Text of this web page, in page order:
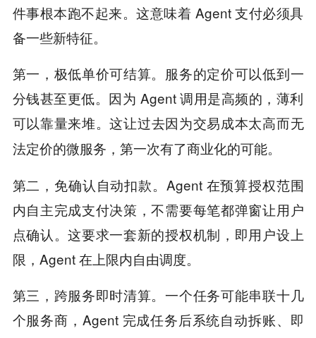
件事根本跑不起来。这意味着 Agent 支付必须具
备一些新特征。
第一，极低单价可结算。服务的定价可以低到一
分钱甚至更低。因为 Agent 调用是高频的，薄利
可以靠量来堆。这让过去因为交易成本太高而无
法定价的微服务，第一次有了商业化的可能。
第二，免确认自动扣款。Agent 在预算授权范围
内自主完成支付决策，不需要每笔都弹窗让用户
点确认。这要求一套新的授权机制，即用户设上
限，Agent 在上限内自由调度。
第三，跨服务即时清算。一个任务可能串联十几
个服务商，Agent 完成任务后系统自动拆账、即